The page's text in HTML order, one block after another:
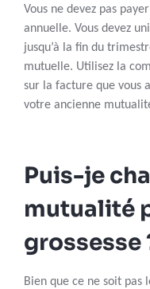
Vous ne devez pas
annuelle. Vous devez
jusqu’à la fin du
mutuelle. Utilisez la
sur la facture que vous
votre ancienne
Puis-je
mutualité
grossesse
Bien que ce ne soit